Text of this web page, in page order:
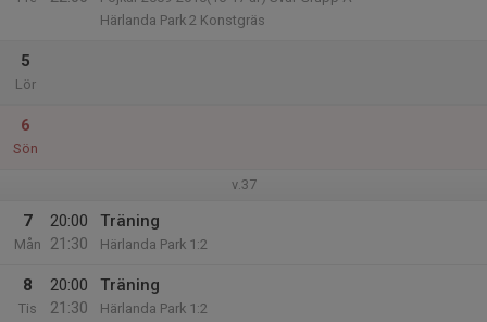
Härlanda Park 2 Konstgräs
5
Lör
6
Sön
v.37
7
Mån
20:00
21:30
Träning
Härlanda Park 1:2
8
Tis
20:00
21:30
Träning
Härlanda Park 1:2